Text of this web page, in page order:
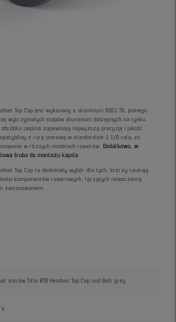
Top Cap jest wykonany z aluminium 6061 T6, jednego
wytrzymałych stopów aluminium dostępnych na rynku.
obróbka cieplna zapewniają najwyższą precyzję i jakość
z rurą sterową w standardzie 1 1/8 cala, co
w różnych modelach rowerów. Dodatkowo, w
śruba do montażu kapsla.
Top Cap to doskonały wybór dla tych, którzy szukają
komponentów rowerowych, łączących nowoczesną
zastosowaniem.
sterów Title MTB Headset Top Cap and Bolt grey